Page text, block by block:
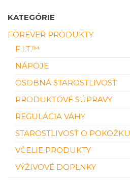
KATEGÓRIE
FOREVER PRODUKTY
F.I.T.™
NÁPOJE
OSOBNÁ STAROSTLIVOSŤ
PRODUKTOVÉ SÚPRAVY
REGULÁCIA VÁHY
STAROSTLIVOSŤ O POKOŽKU
VČELIE PRODUKTY
VÝŽIVOVÉ DOPLNKY